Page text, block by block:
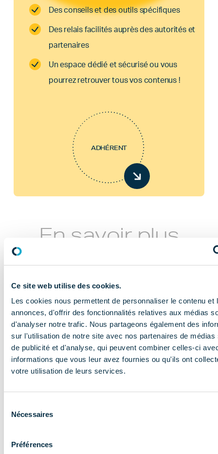
Ce site web utilise des cookies.
Les cookies nous permettent de personnaliser le contenu et
annonces, d'offrir des fonctionnalités relatives aux médias
d'analyser notre trafic. Nous partageons également des
sur l'utilisation de notre site avec nos partenaires de médias
de publicité et d'analyse, qui peuvent combiner celles-ci
informations que vous leur avez fournies ou qu'ils ont
votre utilisation de leurs services.
Nécessaires
Préférences
Des conseils et des outils spécifiques
Des relais facilités auprès des autorités et
partenaires
Un espace dédié et sécurisé ou vous
pourrez retrouver tous vos contenus !
ADHÉRENT
En savoir plus
NOS MISSIONS
Le COMIDENT
apporte son
entreprises et
les accompagne